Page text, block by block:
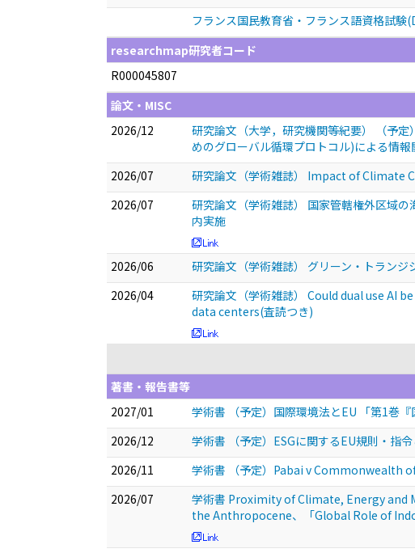
フランス国民教育省・フランス語資格試験
researchmap研究者コード
R000045807
論文・MISC
2026/12
研究論文（大学，研究機関等紀要） （予
めのグローバル循環プロトコル)による情
2026/07
研究論文（学術雑誌） Impact of Climate
2026/07
研究論文（学術雑誌） 国家管轄権外区域
内実施
2026/06
研究論文（学術雑誌） グリーン・トラン
2026/04
研究論文（学術雑誌） Could dual use
data centers(査読つき)
著書・報告書等
2027/01
学術書 （予定）国際環境法とEU 「第1巻『
2026/12
学術書 （予定）ESGに関するEU規則・指
2026/11
学術書 （予定）Pabai v Commonwealth
2026/07
学術書 Proximity of Climate, Energy and
the Anthropocene、「Global Role of